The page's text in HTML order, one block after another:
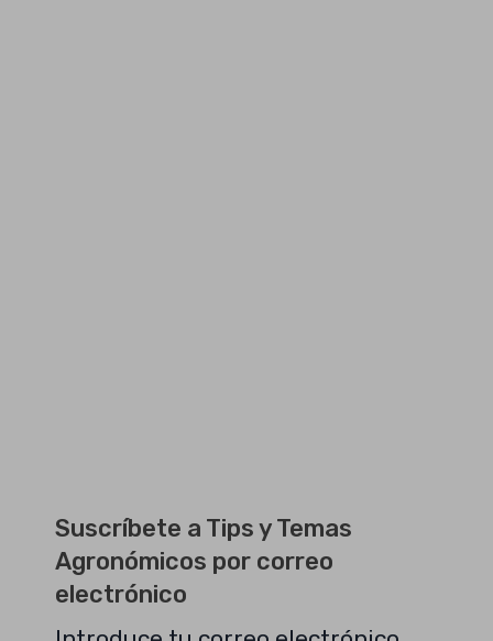
Suscríbete a Tips y Temas
Agronómicos por correo
electrónico